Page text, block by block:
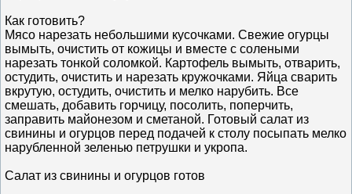
Как готовить?
Мясо нарезать небольшими кусочками. Свежие огурцы
вымыть, очистить от кожицы и вместе с солеными
нарезать тонкой соломкой. Картофель вымыть, отварить,
остудить, очистить и нарезать кружочками. Яйца сварить
вкрутую, остудить, очистить и мелко нарубить. Все
смешать, добавить горчицу, посолить, поперчить,
заправить майонезом и сметаной. Готовый салат из
свинины и огурцов перед подачей к столу посыпать мелко
нарубленной зеленью петрушки и укропа.
Салат из свинины и огурцов готов